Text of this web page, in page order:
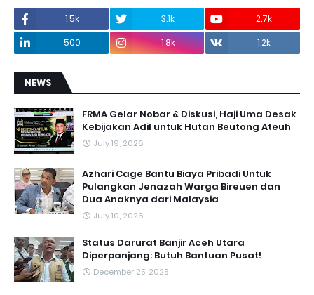
1.5k 3.1k
2.7k
500
1.8k 1.2k
NEWS
FRMA Gelar Nobar & Diskusi, Haji Uma Desak
Kebijakan Adil untuk Hutan Beutong Ateuh
July 19, 2026
Azhari Cage Bantu Biaya Pribadi Untuk
Pulangkan Jenazah Warga Bireuen dan
Dua Anaknya dari Malaysia
July 10, 2026
Status Darurat Banjir Aceh Utara
Diperpanjang: Butuh Bantuan Pusat!
December 25, 2025